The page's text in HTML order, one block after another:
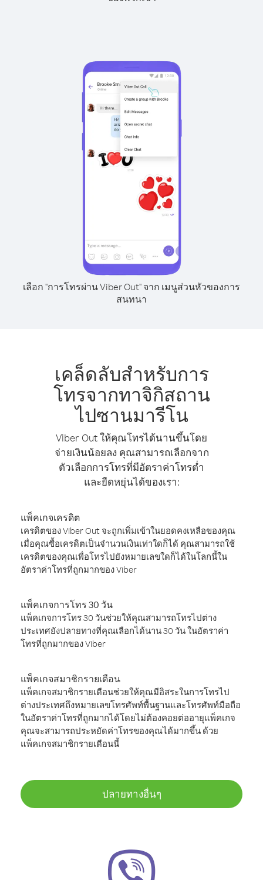
เลือก "การโทรผ่าน Viber Out" จาก เมนูส่วนหัวของการ
สนทนา
เคล็ดลับสำหรับการ
โทรจากทาจิกิสถาน
ไปซานมารีโน
Viber Out ให้คุณโทรได้นานขึ้นโดย
จ่ายเงินน้อยลง คุณสามารถเลือกจาก
ตัวเลือกการโทรที่มีอัตราค่าโทรต่ำ
และยืดหยุ่นได้ของเรา:
แพ็คเกจเครดิต
เครดิตของ Viber Out จะถูกเพิ่มเข้าในยอดคงเหลือของคุณ
เมื่อคุณซื้อเครดิตเป็นจำนวนเงินเท่าใดก็ได้ คุณสามารถใช้
เครดิตของคุณเพื่อโทรไปยังหมายเลขใดก็ได้ในโลกนี้ใน
อัตราค่าโทรที่ถูกมากของ Viber
แพ็คเกจการโทร 30 วัน
แพ็คเกจการโทร 30 วันช่วยให้คุณสามารถโทรไปต่าง
ประเทศยังปลายทางที่คุณเลือกได้นาน 30 วัน ในอัตราค่า
โทรที่ถูกมากของ Viber
แพ็คเกจสมาชิกรายเดือน
แพ็คเกจสมาชิกรายเดือนช่วยให้คุณมีอิสระในการโทรไป
ต่างประเทศถึงหมายเลขโทรศัพท์พื้นฐานและโทรศัพท์มือถือ
ในอัตราค่าโทรที่ถูกมากได้โดยไม่ต้องคอยต่ออายุแพ็คเกจ
คุณจะสามารถประหยัดค่าโทรของคุณได้มากขึ้น ด้วย
แพ็คเกจสมาชิกรายเดือนนี้
ปลายทางอื่นๆ